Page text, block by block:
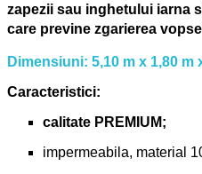
zapezii sau inghetului iarna
care previne zgarierea
Dimensiuni: 5,10 m x 1,80 m
Caracteristici:
calitate PREMIUM;
impermeabila, material